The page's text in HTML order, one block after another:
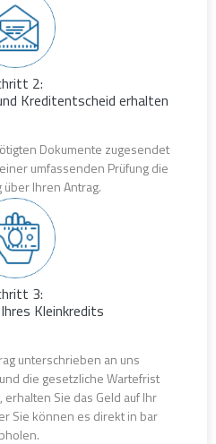
2:
Kreditentscheid erhalten
Dokumente zugesendet
umfassenden Prüfung die
über Ihren Antrag.
3:
Kleinkredits
unterschrieben an uns
die gesetzliche Wartefrist
Sie das Geld auf Ihr
Sie können es direkt in bar